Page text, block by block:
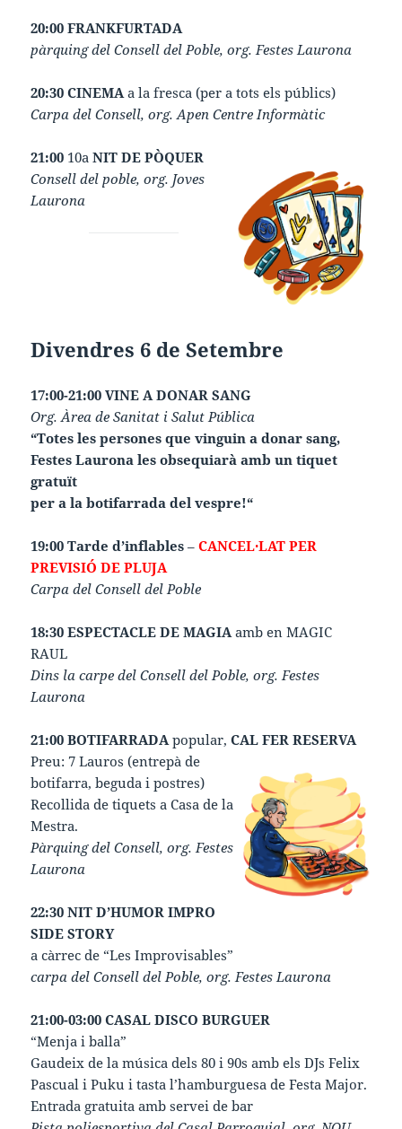
20:00 FRANKFURTADA
pàrquing del Consell del Poble, org. Festes Laurona
20:30 CINEMAa la fresca (per a tots els públics)
Carpa del Consell, org. Apen Centre Informàtic
21:00 10aNIT DE PÒQUER
Consell del poble, org. Joves
Laurona
Divendres 6 de Setembre
17:00-21:00 VINE A DONAR SANG
Org. Àrea de Sanitat i Salut Pública
“Totes les persones que vinguin a donar sang,
Festes Laurona les obsequiarà amb un tiquet
gratuït
per a la botifarrada del vespre!“
19:00 Tarde d’inflables –CANCEL·LAT PER
PREVISIÓ DE PLUJA
Carpa del Consell del Poble
18:30 ESPECTACLE DE MAGIA amb en MAGIC
RAUL
Dins la carpe del Consell del Poble, org. Festes
Laurona
21:00 BOTIFARRADApopular,CAL FER RESERVA
Preu: 7 Lauros (entrepà de
botifarra, beguda i postres)
Recollida de tiquets a Casa de la
Mestra.
Pàrquing del Consell, org. Festes
Laurona
22:30 NIT D’HUMORIMPRO
SIDE STORY
a càrrec de “Les Improvisables”
carpa del Consell del Poble, org. Festes Laurona
21:00-03:00 CASAL DISCO BURGUER
“Menja i balla”
Gaudeix de la música dels 80 i 90s amb els DJs Felix
Pascual i Puku i tasta l’hamburguesa de Festa Major.
Entrada gratuita amb servei de bar